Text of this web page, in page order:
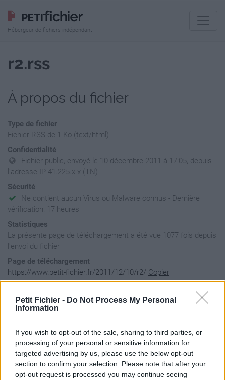
Petit Fichier - Do Not Process My Personal
Information
If you wish to opt-out of the sale, sharing to third parties, or
processing of your personal or sensitive information for
targeted advertising by us, please use the below opt-out
section to confirm your selection. Please note that after your
opt-out request is processed you may continue seeing
Hébergeur de fichiers indépendant
r2.rss
À propos du fichier
Type de fichier
Fichier RSS de 1 Ko (text/html)
Confidentialité
Fichier public, envoyé le 10 décembre 2011 à 17:05, depuis
l'adresse IP 41.225.x.x (TN)
Sécurité
Ne contient aucun Virus ou Malware connus - Dernière
vérification: 17 heures
Statistiques
La présente page de téléchargement a été vue 1077 fois depuis
l'envoi du fichier
Page de téléchargement
https://www.petit-fichier.fr/2011/12/10/r2/ Copier
Aperçu du fichier
﻿<rss xmlns:content="http://purl.org/rss/1.0/modules/
<channel>
<title>Site personnel de Thibault Koprowski</title>
<item>
<title>Tutoriel Android: Comment parser du KML ?</title>